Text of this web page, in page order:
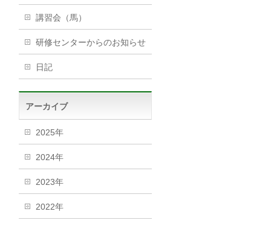
講習会（馬）
研修センターからのお知らせ
日記
アーカイブ
2025年
2024年
2023年
2022年